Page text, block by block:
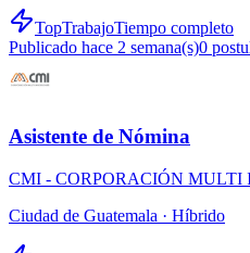
TopTrabajoTiempo completo
Publicado hace 2 semana(s)0
Asistente de Nómina
CMI - CORPORACIÓN MULTI
Ciudad de Guatemala · Híbrido